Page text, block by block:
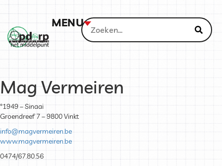
MENU
Mag Vermeiren
°1949 – Sinaai
Groendreef 7 – 9800 Vinkt
info@magvermeiren.be
www.magvermeiren.be
0474/67.80.56